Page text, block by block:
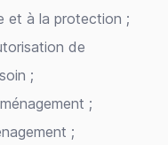
et à la protection ;
de
;
;
;